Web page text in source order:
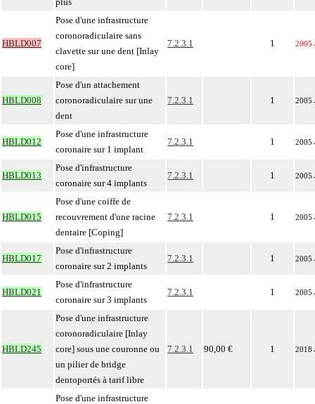
HBLD007
Pose d'une infrastructure
coronoradiculaire sans
clavette sur une dent [Inlay
core]
7.2.3.1 1 2005
HBLD008
Pose d'un attachement
coronoradiculaire sur une
dent
7.2.3.1 1 2005
HBLD012
Pose d'une infrastructure
coronaire sur 1 implant
7.2.3.1 1 2005
HBLD013
Pose d'infrastructure
coronaire sur 4 implants
7.2.3.1 1 2005
HBLD015
Pose d'une coiffe de
recouvrement d'une racine
dentaire [Coping]
7.2.3.1 1 2005
HBLD017
Pose d'infrastructure
coronaire sur 2 implants
7.2.3.1 1 2005
HBLD021
Pose d'infrastructure
coronaire sur 3 implants
7.2.3.1 1 2005
HBLD245
Pose d'une infrastructure
coronoradiculaire [Inlay
core] sous une couronne ou
un pilier de bridge
dentoportés à tarif libre
7.2.3.1 90,00 € 1 2018
Pose d'une infrastructure